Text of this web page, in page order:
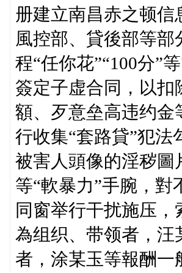
册建立南昌赤之顿
風控部、貸後部等
程“任你花”“100分”
簽定子虚合同，以
額、歹意垒高违约金
行收集“套路貸”犯
被害人頭像的淫秽圖
等“軟暴力”手腕，
同窗举行干扰施压
為组织、带领者，
者，涂某玉等報酬一